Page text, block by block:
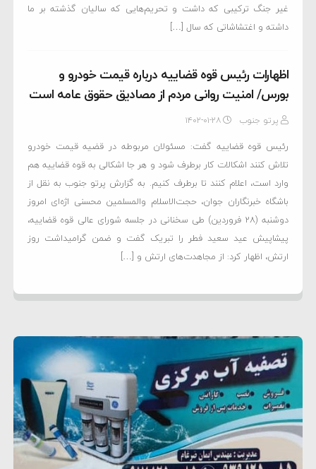
غیر جنگ ترکیبی که داشت و تحریم‌هایی که سالیان گذشته بر ما
داشته و اغتشاشاتی که سال […]
اظهارات رئیس قوه قضاییه درباره قیمت خودرو و
بورس/ امنیت روانی مردم از مصادیق حقوق عامه است
پرتو جنوب ۱۴۰۲-۰۱-۲۸
رئیس قوه قضاییه گفت: مسئولان مربوطه در قضیه قیمت خودرو
تلاش کنند اشکالات کار برطرف شود و هر جا اشکالی به قوه قضاییه هم
وارد است، اعلام کنند تا برطرف کنیم. به گزارش پرتو جنوب به نقل از
باشگاه خبرنگاران جوان، حجت‌الاسلام والمسلمین محسنی اژه‌ای امروز
دوشنبه (۲۸ فروردین) طی سخنانی در جلسه شورای عالی قوه قضاییه،
پیشاپیش عید سعید فطر را تبریک گفت و ضمن گرامیداشت روز
ارتش، اظهار کرد: از مجاهدت‌های ارتش و […]